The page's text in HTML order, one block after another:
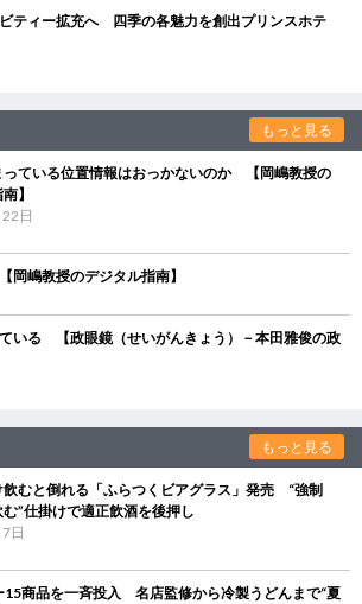
ティー拡充へ 四季の各魅力を創出プリンスホテ
もっと見る
っている位置情報はおっかないのか 【岡嶋教授の
】
日
嶋教授のデジタル指南】
いる 【政眼鏡（せいがんきょう）－本田雅俊の政
もっと見る
飲むと倒れる「ふらつくビアグラス」発売 “強制
”仕掛けで適正飲酒を後押し
日
15商品を一斉投入 名店監修から冷製うどんまで“夏